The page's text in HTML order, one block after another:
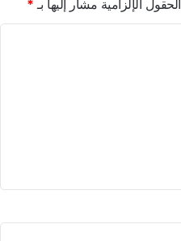
الحقول الإلزامية مشار إليها بـ *